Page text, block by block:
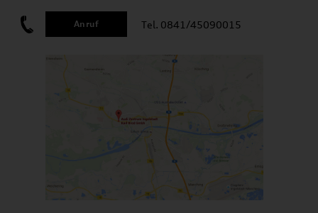
Anruf Tel. 0841/45090015